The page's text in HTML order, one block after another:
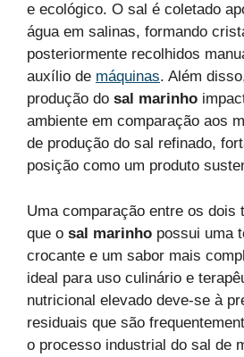
e ecológico. O sal é coletado
água em salinas, formando
posteriormente recolhidos
auxílio de máquinas. Além
produção do sal marinho
ambiente em comparação aos
de produção do sal refinado,
posição como um produto
Uma comparação entre os dois
que o sal marinho possui uma
crocante e um sabor mais
ideal para uso culinário e
nutricional elevado deve-se à
residuais que são
o processo industrial do sal de